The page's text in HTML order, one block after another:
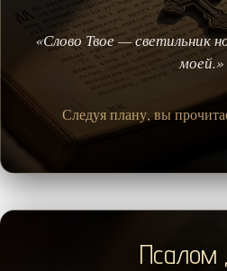
«Слово Твое — светильник
моей.»
Следуя плану, вы
Псалом